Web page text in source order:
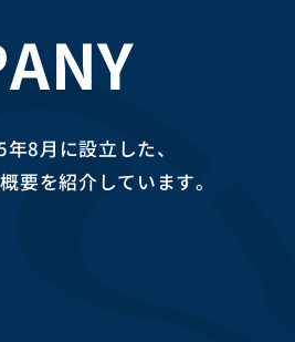
8月に設立した、
要を紹介しています。